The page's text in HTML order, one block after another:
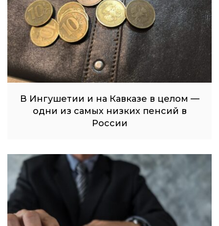
В Ингушетии и на Кавказе в целом —
одни из самых низких пенсий в
России